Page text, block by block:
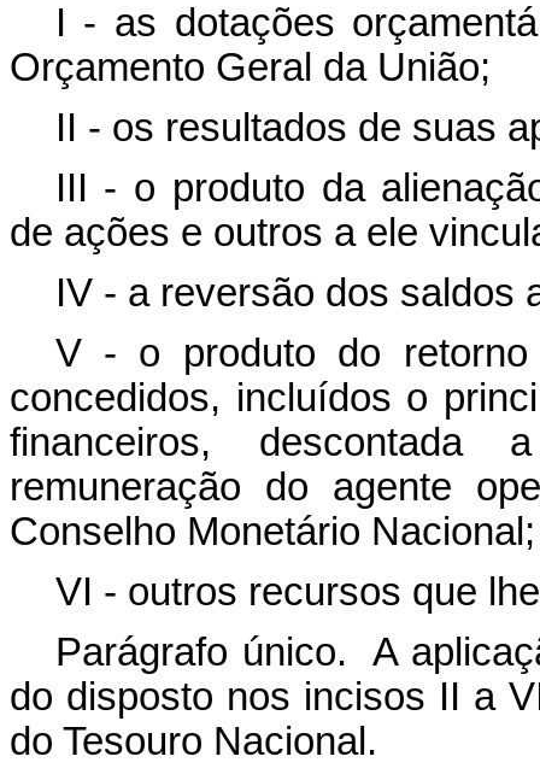
I - as dotações
Orçamento Geral da União;
II - os resultados de suas
III - o produto da
de ações e outros a ele
IV - a reversão dos saldos
V - o produto do retorno
concedidos, incluídos o
financeiros,
remuneração do agente
Conselho Monetário
VI - outros recursos que
Parágrafo único. A
do disposto nos incisos II a
do Tesouro Nacional.